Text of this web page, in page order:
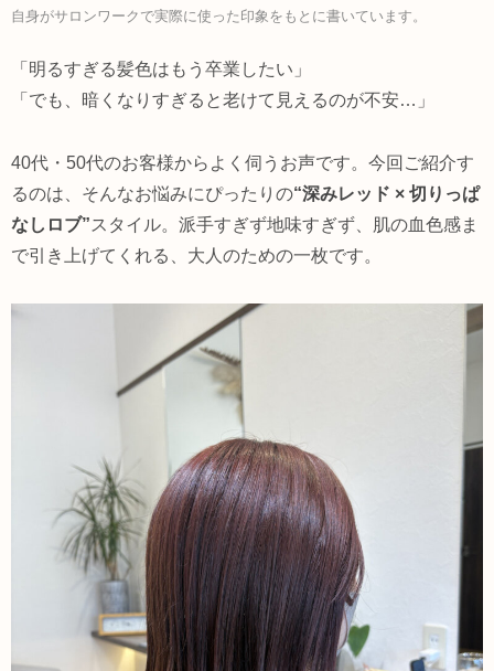
自身がサロンワークで実際に使った印象をもとに書いています。
「明るすぎる髪色はもう卒業したい」
「でも、暗くなりすぎると老けて見えるのが不安…」
40代・50代のお客様からよく伺うお声です。今回ご紹介す
るのは、そんなお悩みにぴったりの“深みレッド × 切りっぱ
なしロブ”スタイル。派手すぎず地味すぎず、肌の血色感ま
で引き上げてくれる、大人のための一枚です。